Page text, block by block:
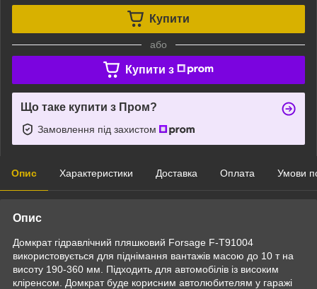
Купити
або
Купити з
Що таке купити з Пром?
Замовлення під захистом
Опис Характеристики Доставка Оплата Умови
Опис
Домкрат гідравлічний пляшковий Forsage F-T91004
використовується для піднімання вантажів масою до 10 т на
висоту 190-360 мм. Підходить для автомобілів із високим
кліренсом. Домкрат буде корисним автолюбителям у гаражі